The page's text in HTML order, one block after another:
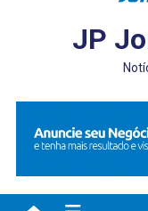
JP